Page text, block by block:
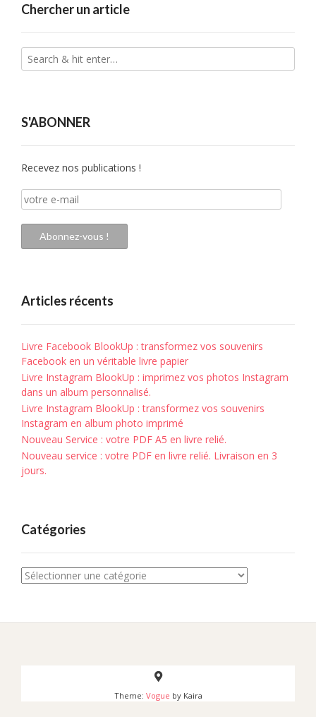
Chercher un article
S'ABONNER
Recevez nos publications !
votre
e-
mail
Abonnez-vous !
Articles récents
Livre Facebook BlookUp : transformez vos souvenirs
Facebook en un véritable livre papier
Livre Instagram BlookUp : imprimez vos photos Instagram
dans un album personnalisé.
Livre Instagram BlookUp : transformez vos souvenirs
Instagram en album photo imprimé
Nouveau Service : votre PDF A5 en livre relié.
Nouveau service : votre PDF en livre relié. Livraison en 3
jours.
Catégories
Catégories
Theme: Vogue by Kaira